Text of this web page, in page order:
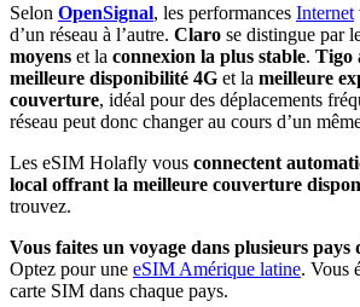
Selon OpenSignal, les performances Internet
d’un réseau à l’autre. Claro se distingue par
moyens et la connexion la plus stable. Tigo
meilleure disponibilité 4G et la meilleure
couverture, idéal pour des déplacements
réseau peut donc changer au cours d’un
Les eSIM Holafly vous connectent
local offrant la meilleure couverture
trouvez.
Vous faites un voyage dans plusieurs pays
Optez pour une eSIM Amérique latine. Vous
carte SIM dans chaque pays.